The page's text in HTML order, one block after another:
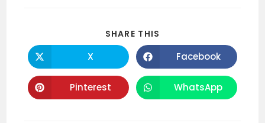
SHARE THIS
Opens
in
a
new
window
X Opens
in
a
new
window
Facebook
Opens
in
Pinterest Opens
in
WhatsApp